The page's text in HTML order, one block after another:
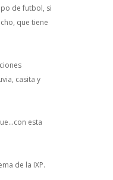
de futbol, si
que tiene
casita y
esta
de la IXP.